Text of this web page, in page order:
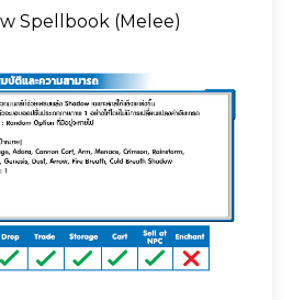
Spellbook (Melee)